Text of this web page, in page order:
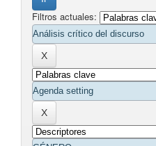
Filtros actuales: